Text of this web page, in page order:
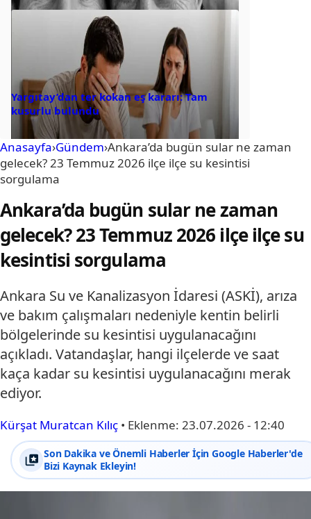
Yargıtay’dan ter kokan eş kararı: Tam
kusurlu bulundu
Anasayfa›Gündem›Ankara’da bugün sular ne zaman
gelecek? 23 Temmuz 2026 ilçe ilçe su kesintisi
sorgulama
Ankara’da bugün sular ne zaman
gelecek? 23 Temmuz 2026 ilçe ilçe su
kesintisi sorgulama
Ankara Su ve Kanalizasyon İdaresi (ASKİ), arıza
ve bakım çalışmaları nedeniyle kentin belirli
bölgelerinde su kesintisi uygulanacağını
açıkladı. Vatandaşlar, hangi ilçelerde ve saat
kaça kadar su kesintisi uygulanacağını merak
ediyor.
Kürşat Muratcan Kılıç • Eklenme: 23.07.2026 - 12:40
Son Dakika ve Önemli Haberler İçin Google Haberler'de
Bizi Kaynak Ekleyin!